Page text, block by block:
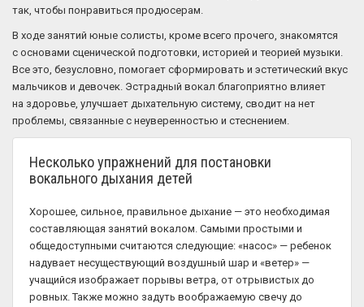
так, чтобы понравиться продюсерам.
В ходе занятий юные солисты, кроме всего прочего, знакомятся
с основами сценической подготовки, историей и теорией музыки.
Все это, безусловно, помогает сформировать и эстетический вкус
мальчиков и девочек. Эстрадный вокал благоприятно влияет
на здоровье, улучшает дыхательную систему, сводит на нет
проблемы, связанные с неуверенностью и стеснением.
Несколько упражнений для постановки
вокального дыхания детей
Хорошее, сильное, правильное дыхание — это необходимая
составляющая занятий вокалом. Самыми простыми и
общедоступными считаются следующие: «насос» — ребенок
надувает несуществующий воздушный шар и «ветер» —
учащийся изображает порывы ветра, от отрывистых до
ровных. Также можно задуть воображаемую свечу до